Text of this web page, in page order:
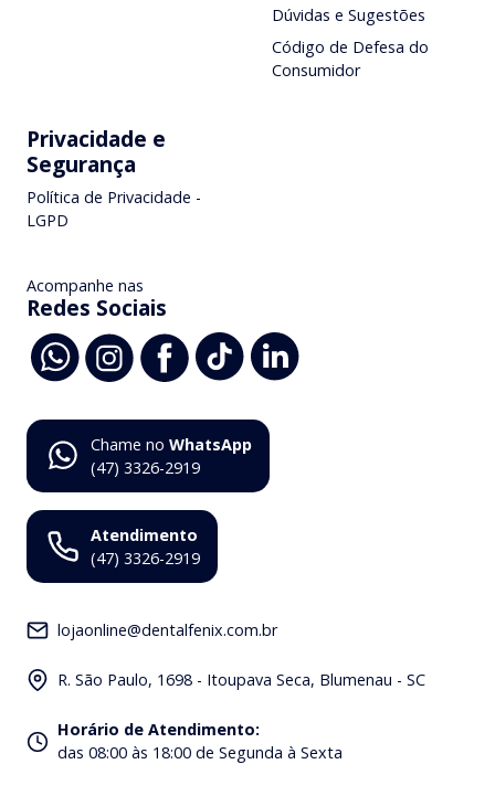
Dúvidas e Sugestões
Código de Defesa do
Consumidor
Privacidade e
Segurança
Política de Privacidade -
LGPD
Acompanhe nas
Redes Sociais
Chame no WhatsApp
(47) 3326-2919
Atendimento
(47) 3326-2919
lojaonline@dentalfenix.com.br
R. São Paulo, 1698 - Itoupava Seca, Blumenau - SC
Horário de Atendimento:
das 08:00 às 18:00 de Segunda à Sexta